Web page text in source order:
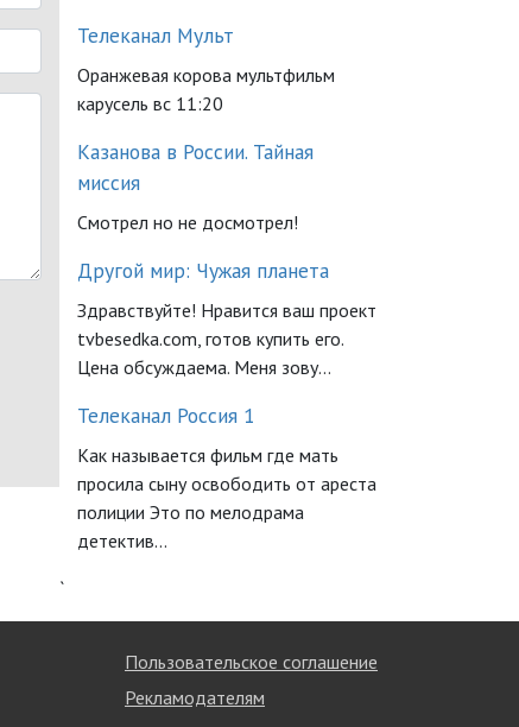
Телеканал Мульт
Оранжевая корова мультфильм
карусель вс 11:20
Казанова в России. Тайная
миссия
Смотрел но не досмотрел!
Другой мир: Чужая планета
Здравствуйте! Нравится ваш проект
tvbesedka.com, готов купить его.
Цена обсуждаема. Меня зову...
Телеканал Россия 1
Как называется фильм где мать
просила сыну освободить от ареста
полиции Это по мелодрама
детектив...
`
Пользовательское соглашение
Рекламодателям